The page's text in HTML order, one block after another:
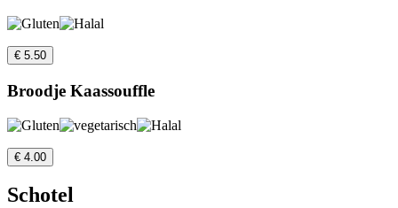
€ 5.50
Broodje Kaassouffle
€ 4.00
Schotel